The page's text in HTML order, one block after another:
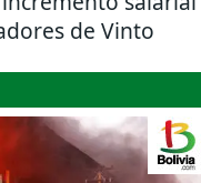
de Vinto